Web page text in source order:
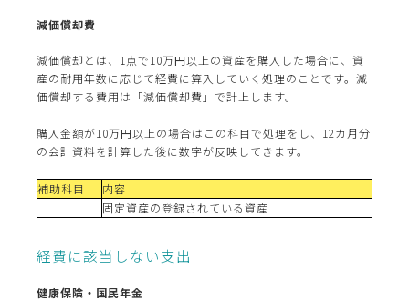
減価償却費
減価償却とは、1点で10万円以上の資産を購入した場合に、資
産の耐用年数に応じて経費に算入していく処理のことです。減
価償却する費用は「減価償却費」で計上します。
購入金額が10万円以上の場合はこの科目で処理をし、12カ月分
の会計資料を計算した後に数字が反映してきます。
補助科目
内容
固定資産の登録されている資産
経費に該当しない支出
健康保険・国民年金